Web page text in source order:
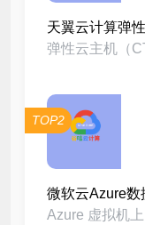
天翼云计算弹
弹性云主机（
TOP2
微软云Azure数
Azure 虚拟机